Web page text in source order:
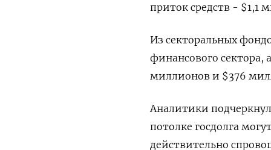
приток средств - $1,1
Из секторальных
финансового
миллионов и $376
Аналитики
потолке госдолга
действительно